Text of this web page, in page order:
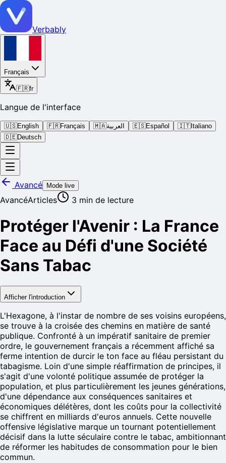
Verbably
Français
🇫🇷fr
Langue de l'interface
🇺🇸English 🇫🇷Français 🇲🇦العربية 🇪🇸Español 🇮🇹Italiano
🇩🇪Deutsch
Avancé Mode live
AvancéArticles 3 min de lecture
Protéger l'Avenir : La France
Face au Défi d'une Société
Sans Tabac
Afficher l'introduction
L'Hexagone, à l'instar de nombre de ses voisins européens,
se trouve à la croisée des chemins en matière de santé
publique. Confronté à un impératif sanitaire de premier
ordre, le gouvernement français a récemment affiché sa
ferme intention de durcir le ton face au fléau persistant du
tabagisme. Loin d'une simple réaffirmation de principes, il
s'agit d'une volonté politique assumée de protéger la
population, et plus particulièrement les jeunes générations,
d'une dépendance aux conséquences sanitaires et
économiques délétères, dont les coûts pour la collectivité
se chiffrent en milliards d'euros annuels. Cette nouvelle
offensive législative marque un tournant potentiellement
décisif dans la lutte séculaire contre le tabac, ambitionnant
de réformer les habitudes de consommation pour le bien
commun.